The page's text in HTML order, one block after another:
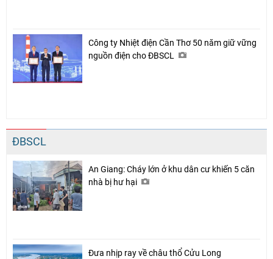
Công ty Nhiệt điện Cần Thơ 50 năm giữ vững
nguồn điện cho ĐBSCL
ĐBSCL
An Giang: Cháy lớn ở khu dân cư khiến 5 căn
nhà bị hư hại
Đưa nhịp ray về châu thổ Cửu Long